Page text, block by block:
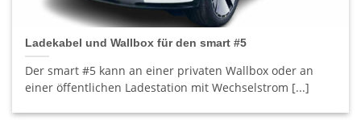
Ladekabel und Wallbox für den smart #5
Der smart #5 kann an einer privaten Wallbox oder an
einer öffentlichen Ladestation mit Wechselstrom [...]